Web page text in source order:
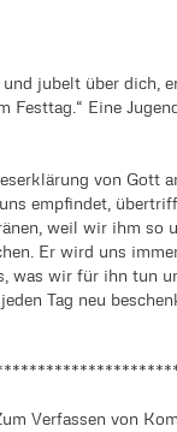
jubelt über dich,
Eine
von
empfindet,
weil wir ihm so
Er wird uns
was wir für ihn tun
Tag neu
Verfassen von